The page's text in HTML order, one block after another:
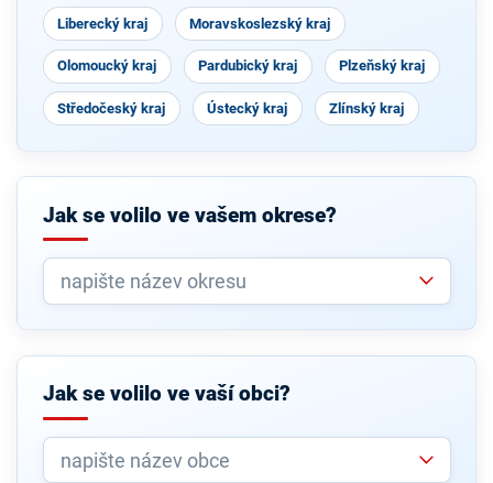
Liberecký kraj Moravskoslezský kraj
Olomoucký kraj Pardubický kraj Plzeňský kraj
Středočeský kraj Ústecký kraj Zlínský kraj
Jak se volilo ve vašem okrese?
Jak se volilo ve vaší obci?